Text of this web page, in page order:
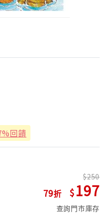
回饋
79
250
197
查詢門市庫存